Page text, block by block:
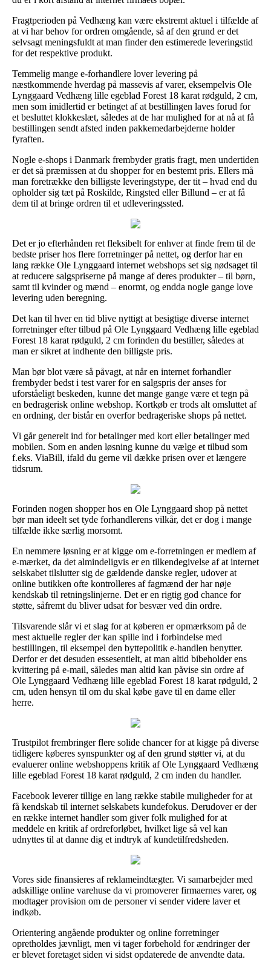
Fragtperioden på Vedhæng kan være ekstremt aktuel i tilfælde af
at vi har behov for ordren omgående, så af den grund er det
selvsagt meningsfuldt at man finder den estimerede leveringstid
for det respektive produkt.
Temmelig mange e-forhandlere lover levering på
næstkommende hverdag på massevis af varer, eksempelvis Ole
Lynggaard Vedhæng lille egeblad Forest 18 karat rødguld, 2 cm,
men som imidlertid er betinget af at bestillingen laves forud for
et besluttet klokkeslæt, således at de har mulighed for at nå at få
bestillingen sendt afsted inden pakkemedarbejderne holder
fyraften.
Nogle e-shops i Danmark frembyder gratis fragt, men undertiden
er det så præmissen at du shopper for en bestemt pris. Ellers må
man foretrække den billigste leveringstype, der tit – hvad end du
opholder sig tæt på Roskilde, Ringsted eller Billund – er at få
dem til at bringe ordren til et udleveringssted.
Det er jo efterhånden ret fleksibelt for enhver at finde frem til de
bedste priser hos flere forretninger på nettet, og derfor har en
lang række Ole Lynggaard internet webshops set sig nødsaget til
at reducere salgspriserne på mange af deres produkter – til børn,
samt til kvinder og mænd – enormt, og endda nogle gange love
levering uden beregning.
Det kan til hver en tid blive nyttigt at besigtige diverse internet
forretninger efter tilbud på Ole Lynggaard Vedhæng lille egeblad
Forest 18 karat rødguld, 2 cm forinden du bestiller, således at
man er sikret at indhente den billigste pris.
Man bør blot være så påvagt, at når en internet forhandler
frembyder bedst i test varer for en salgspris der anses for
uforståeligt beskeden, kunne det mange gange være et tegn på
en bedragerisk online webshop. Kortkøb er trods alt omsluttet af
en ordning, der bistår en overfor bedrageriske shops på nettet.
Vi går generelt ind for betalinger med kort eller betalinger med
mobilen. Som en anden løsning kunne du vælge et tilbud som
f.eks. ViaBill, ifald du gerne vil dække prisen over et længere
tidsrum.
Forinden nogen shopper hos en Ole Lynggaard shop på nettet
bør man ideelt set tyde forhandlerens vilkår, det er dog i mange
tilfælde ikke særlig morsomt.
En nemmere løsning er at kigge om e-forretningen er medlem af
e-mærket, da det almindeligvis er en tilkendegivelse af at internet
selskabet tilslutter sig de gældende danske regler, udover at
online butikken ofte kontrolleres af fagmænd der har nøje
kendskab til retningslinjerne. Det er en rigtig god chance for
støtte, såfremt du bliver udsat for besvær ved din ordre.
Tilsvarende slår vi et slag for at køberen er opmærksom på de
mest aktuelle regler der kan spille ind i forbindelse med
bestillingen, til eksempel den byttepolitik e-handlen benytter.
Derfor er det desuden essesentielt, at man altid bibeholder ens
kvittering på e-mail, således man altid kan påvise sin ordre af
Ole Lynggaard Vedhæng lille egeblad Forest 18 karat rødguld, 2
cm, uden hensyn til om du skal købe gave til en dame eller
herre.
Trustpilot frembringer flere solide chancer for at kigge på diverse
tidligere køberes synspunkter og af den grund støtter vi, at du
evaluerer online webshoppens kritik af Ole Lynggaard Vedhæng
lille egeblad Forest 18 karat rødguld, 2 cm inden du handler.
Facebook leverer tillige en lang række stabile muligheder for at
få kendskab til internet selskabets kundefokus. Derudover er der
en række internet handler som giver folk mulighed for at
meddele en kritik af ordreforløbet, hvilket lige så vel kan
udnyttes til at danne dig et indtryk af kundetilfredsheden.
Vores side finansieres af reklameindtægter. Vi samarbejder med
adskillige online varehuse da vi promoverer firmaernes varer, og
modtager provision om de personer vi sender videre laver et
indkøb.
Orientering angående produkter og online forretninger
opretholdes jævnligt, men vi tager forbehold for ændringer der
er blevet foretaget siden vi sidst opdaterede de anvendte data.